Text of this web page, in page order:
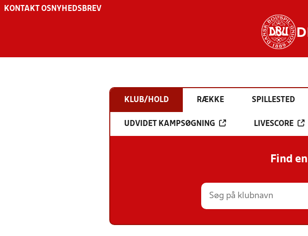
KONTAKT OS NYHEDSBREV
KLUB/HOLD RÆKKE SPILLESTED
UDVIDET KAMPSØGNING LIVESCORE
Find